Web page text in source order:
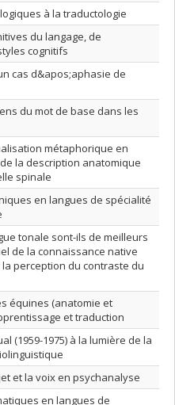
à la traductologie
du langage, de
cognitifs
cas d&apos;aphasie de
du mot de base dans les
métaphorique en
la description anatomique
spinale
en langues de spécialité
tonale sont-ils de meilleurs
de la connaissance native
la perception du contraste du
équines (anatomie et
et traduction
(1959-1975) à la lumière de la
et la voix en psychanalyse
en langues de